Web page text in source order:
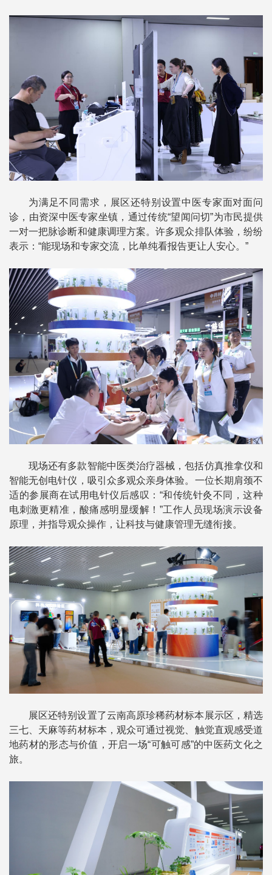
为满足不同需求，展区还特别设置中医专家面对面问
诊，由资深中医专家坐镇，通过传统“望闻问切”为市民提供
一对一把脉诊断和健康调理方案。许多观众排队体验，纷纷
表示：“能现场和专家交流，比单纯看报告更让人安心。”
现场还有多款智能中医类治疗器械，包括仿真推拿仪和
智能无创电针仪，吸引众多观众亲身体验。一位长期肩颈不
适的参展商在试用电针仪后感叹：“和传统针灸不同，这种
电刺激更精准，酸痛感明显缓解！”工作人员现场演示设备
原理，并指导观众操作，让科技与健康管理无缝衔接。
展区还特别设置了云南高原珍稀药材标本展示区，精选
三七、天麻等药材标本，观众可通过视觉、触觉直观感受道
地药材的形态与价值，开启一场“可触可感”的中医药文化之
旅。